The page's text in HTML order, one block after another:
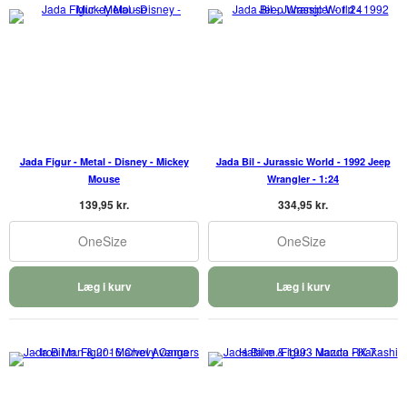
Jada Figur - Metal - Disney - Mickey
Mouse
139,95 kr.
OneSize
Læg i kurv
Jada Bil - Jurassic World - 1992 Jeep
Wrangler - 1:24
334,95 kr.
OneSize
Læg i kurv